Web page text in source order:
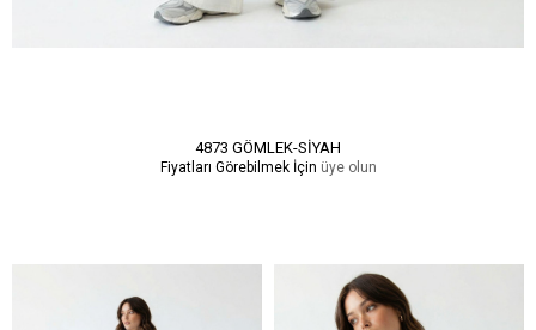
4873 GÖMLEK-SİYAH
Fiyatları Görebilmek İçin üye olun